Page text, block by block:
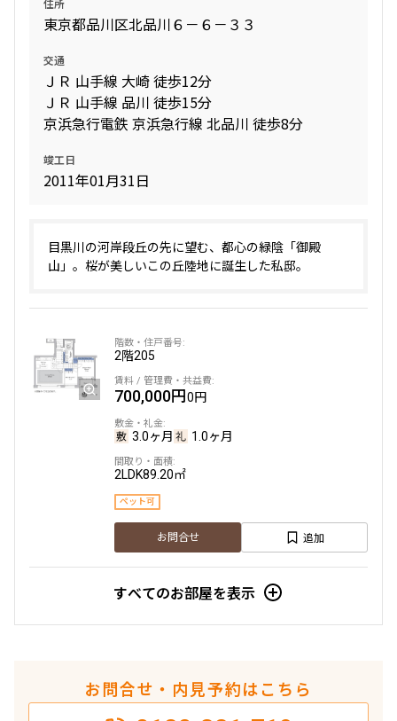
東京都品川区北品川６－６－３３
交通
ＪＲ 山手線 大崎 徒歩12分
ＪＲ 山手線 品川 徒歩15分
京浜急行電鉄 京浜急行線 北品川 徒歩8分
竣工日
2011年01月31日
目黒川の河岸段丘の先に望む、都心の緑陰「御殿
山」。桜が美しいこの丘陸地に誕生した私邸。
2階205
700,000円0円
3.0ヶ月 1.0ヶ月
2LDK89.20㎡
ペット可
お問合せ 追加
すべてのお部屋を表示
お問合せ・内見予約はこちら